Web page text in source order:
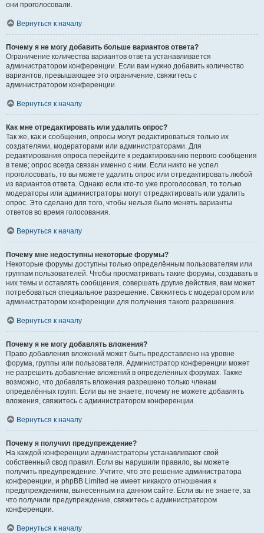
они проголосовали.
Вернуться к началу
Почему я не могу добавить больше вариантов ответа?
Ограничение количества вариантов ответа устанавливается
администратором конференции. Если вам нужно добавить количество
вариантов, превышающее это ограничение, свяжитесь с
администратором конференции.
Вернуться к началу
Как мне отредактировать или удалить опрос?
Так же, как и сообщения, опросы могут редактироваться только их
создателями, модераторами или администраторами. Для
редактирования опроса перейдите к редактированию первого сообщения
в теме; опрос всегда связан именно с ним. Если никто не успел
проголосовать, то вы можете удалить опрос или отредактировать любой
из вариантов ответа. Однако если кто-то уже проголосовал, то только
модераторы или администраторы могут отредактировать или удалить
опрос. Это сделано для того, чтобы нельзя было менять варианты
ответов во время голосования.
Вернуться к началу
Почему мне недоступны некоторые форумы?
Некоторые форумы доступны только определённым пользователям или
группам пользователей. Чтобы просматривать такие форумы, создавать в
них темы и оставлять сообщения, совершать другие действия, вам может
потребоваться специальное разрешение. Свяжитесь с модератором или
администратором конференции для получения такого разрешения.
Вернуться к началу
Почему я не могу добавлять вложения?
Право добавления вложений может быть предоставлено на уровне
форума, группы или пользователя. Администратор конференции может
не разрешить добавление вложений в определённых форумах. Также
возможно, что добавлять вложения разрешено только членам
определённых групп. Если вы не знаете, почему не можете добавлять
вложения, свяжитесь с администратором конференции.
Вернуться к началу
Почему я получил предупреждение?
На каждой конференции администраторы устанавливают свой
собственный свод правил. Если вы нарушили правило, вы можете
получить предупреждение. Учтите, что это решение администратора
конференции, и phpBB Limited не имеет никакого отношения к
предупреждениям, вынесенным на данном сайте. Если вы не знаете, за
что получили предупреждение, свяжитесь с администратором
конференции.
Вернуться к началу